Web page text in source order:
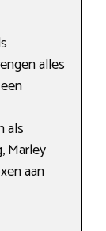
alles
als
Marley
aan